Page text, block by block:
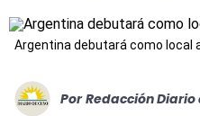
Argentina debutará como local
Por Redacción Diario